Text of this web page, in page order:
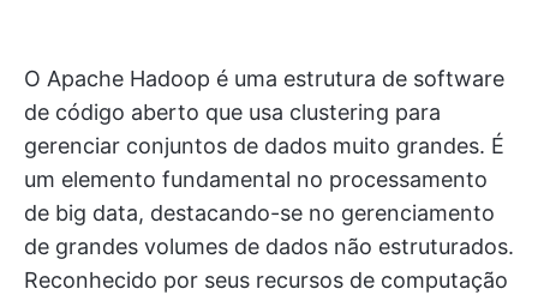
O Apache Hadoop é uma estrutura de software
de código aberto que usa clustering para
gerenciar conjuntos de dados muito grandes. É
um elemento fundamental no processamento
de big data, destacando-se no gerenciamento
de grandes volumes de dados não estruturados.
Reconhecido por seus recursos de computação